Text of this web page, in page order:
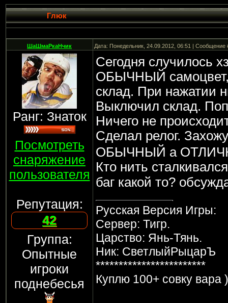
Глюк
ШаШмаРкаНчик Дата: Понедельник, 24.09.2012, 06:51 | Сообщение
Ранг: Знаток
Посмотреть
снаряжение
пользователя
Репутация:
42
Группа:
Опытные
игроки
поднебесья
Сегодня случилось
ОБЫЧНЫЙ самоцвет,
склад. При нажатии
Выключил склад.
Ничего не
Сделал релог.
ОБЫЧНЫЙ а
Кто нить
баг какой то?
Русская Версия Игры:
Сервер: Тигр.
Царство: Янь-Тянь.
Ник: СветлыйРыцарЪ
************************
Куплю 100+ совку вара